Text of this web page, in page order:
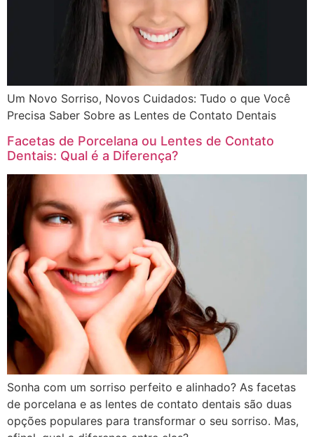
Um Novo Sorriso, Novos Cuidados: Tudo o que Você
Precisa Saber Sobre as Lentes de Contato Dentais
Facetas de Porcelana ou Lentes de Contato
Dentais: Qual é a Diferença?
Sonha com um sorriso perfeito e alinhado? As facetas
de porcelana e as lentes de contato dentais são duas
opções populares para transformar o seu sorriso. Mas,